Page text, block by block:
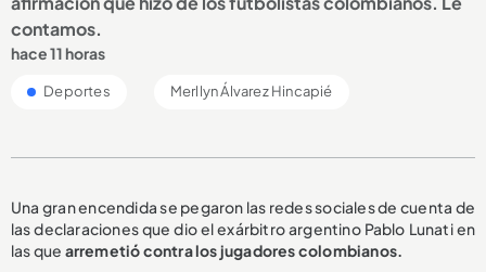
contamos.
hace 11 horas
Deportes Merllyn Álvarez Hincapié
Una gran encendida se pegaron las redes sociales de cuenta de
las declaraciones que dio el exárbitro argentino Pablo Lunati en
las que arremetió contra los jugadores colombianos.